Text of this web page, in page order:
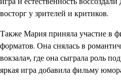
восторг у зрителей и критиков.
Также Мария приняла участие в
форматов. Она снялась в
вокзала», где она сыграла роль
яркая игра добавила фильму